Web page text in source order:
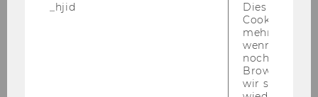
Student Wellbeing News abonnieren
Aktivitätenkalender Wintersemester 2026/27
_hjid
Dies ist ein
Cookie, das
mehr setzen,
wenn ein
noch in
Browser hat,
wir seinen